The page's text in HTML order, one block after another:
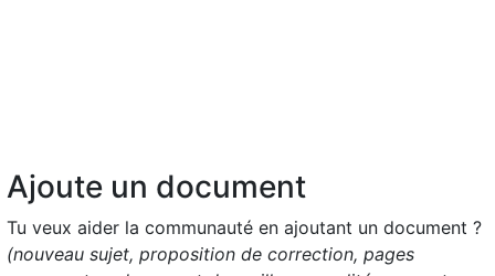
Ajoute un document
Tu veux aider la communauté en ajoutant un document ?
(nouveau sujet, proposition de correction, pages